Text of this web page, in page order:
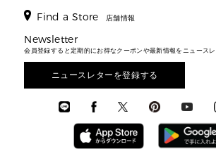
ウェア
アクセサリー
アクセサリー
メンズ バッグ
メンズ 財布・小物
メンズ シューズ
メンズ ウェア
メンズ 時計・その他
▶ メンズすべて
メンズ財布・小物
メンズアクセサリー
メンズウェア
トラベル
3 IN 1 / 2 IN 1 バッグ
▶ メンズすべて
▶ メンズすべて
▶ メンズすべて
▶ メンズすべて
▶ バッグすべて
通勤・通学アイテム
3 IN 1 バッグ
ミニ財布・フラグメントケ
財布・小物
時計・ジュエリー
アクセサリー
エディターレビュー
Find a Store 店舗情報
Newsletter
会員登録すると定期的にお得なクーポンや最新情報をニュースレ
ニュースレターを登録する